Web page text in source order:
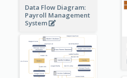
Data Flow Diagram:
Payroll Management
System